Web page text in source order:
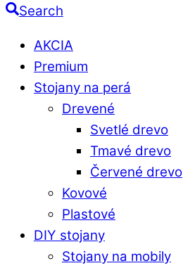
Search
AKCIA
Premium
Stojany na perá
Drevené
Svetlé drevo
Tmavé drevo
Červené drevo
Kovové
Plastové
DIY stojany
Stojany na mobily